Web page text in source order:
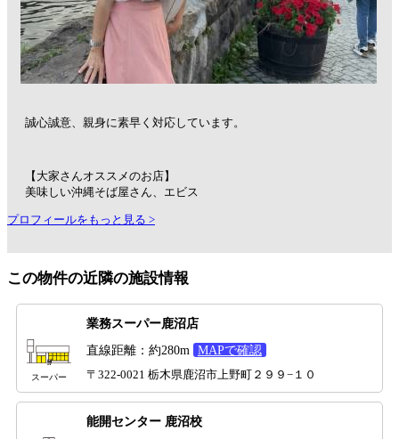
誠心誠意、親身に素早く対応しています。
【大家さんオススメのお店】
美味しい沖縄そば屋さん、エビス
プロフィールをもっと見る >
この物件の近隣の施設情報
スーパー
業務スーパー鹿沼店
直線距離：約280m
MAPで確認
〒322-0021 栃木県鹿沼市上野町２９９−１０
能開センター 鹿沼校